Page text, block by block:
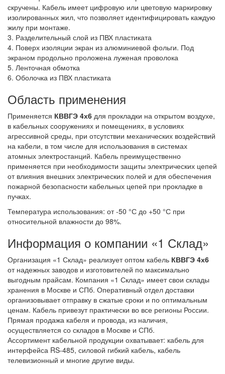
скручены. Кабель имеет цифровую или цветовую маркировку
изолированных жил, что позволяет идентифицировать каждую
жилу при монтаже.
3. Разделительный слой из ПВХ пластиката
4. Поверх изоляции экран из алюминиевой фольги. Под
экраном продольно проложена луженая проволока
5. Ленточная обмотка
6. Оболочка из ПВХ пластиката
Область применения
Применяется КВВГЭ 4х6 для прокладки на открытом воздухе,
в кабельных сооружениях и помещениях, в условиях
агрессивной среды, при отсутствии механических воздействий
на кабели, в том числе для использования в системах
атомных электростанций. Кабель преимущественно
применяется при необходимости защиты электрических цепей
от влияния внешних электрических полей и для обеспечения
пожарной безопасности кабельных цепей при прокладке в
пучках.
Температура использования: от -50 °С до +50 °С при
относительной влажности до 98%.
Информация о компании «1 Склад»
Организация «1 Склад» реализует оптом кабель КВВГЭ 4х6
от надежных заводов и изготовителей по максимально
выгодным прайсам. Компания «1 Склад» имеет свои склады
хранения в Москве и СПб. Оперативный отдел доставки
организовывает отправку в сжатые сроки и по оптимальным
ценам. Кабель привезут практически во все регионы России.
Прямая продажа кабеля и провода, из наличия,
осуществляется со складов в Москве и СПб.
Ассортимент кабельной продукции охватывает: кабель для
интерфейса RS-485, силовой гибкий кабель, кабель
телевизионный и многие другие виды.